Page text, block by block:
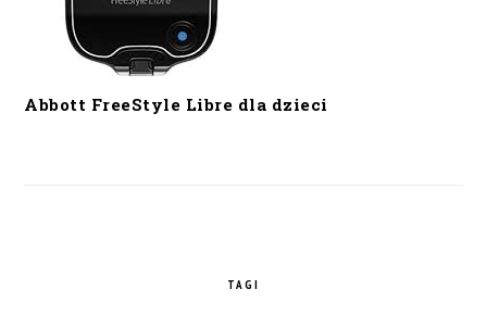
Abbott FreeStyle Libre dla dzieci
TAGI